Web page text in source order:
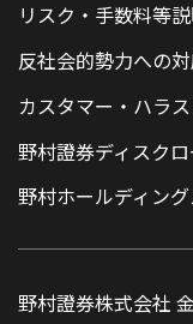
リスク・手数料等
反社会的勢力への
カスタマー・ハラ
野村證券ディスク
野村ホールディン
野村證券株式会社